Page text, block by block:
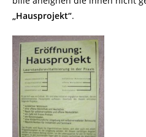
„Hausprojekt“.